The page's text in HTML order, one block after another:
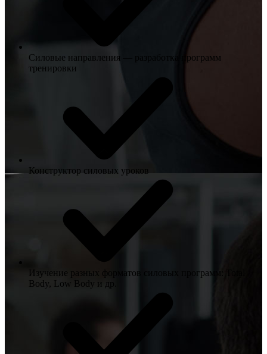
Силовые направления — разработка программ
тренировки
Конструктор силовых уроков
Изучение разных форматов силовых программ: Total
Body, Low Body и др.